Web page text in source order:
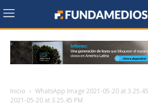
Inicio WhatsApp Image 2021-05-20 at
2021-05-20 at 3.25.45 PM